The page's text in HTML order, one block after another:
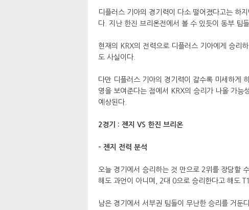
디플러스 기아의 경기력이 다소 떨어졌다고는 하
다. 지난 한진 브리온전에서 볼 수 있듯이 동부 팀
현재의 KRX의 전력으로 디플러스 기아에게 승리
도 사실이다.
다만 디플러스 기아의 경기력이 갈수록 미세하게
영을 보여준다는 점에서 KRX의 승리가 나올 가능
예상된다.
2경기 : 젠지 VS 한진 브리온
- 젠지 전력 분석
오늘 경기에서 승리하는 것 만으로 2위를 장담할
해도 과언이 아니며, 2대 0으로 승리한다고 해도
남은 경기에서 서부권 팀들이 무난한 승리를 거둔